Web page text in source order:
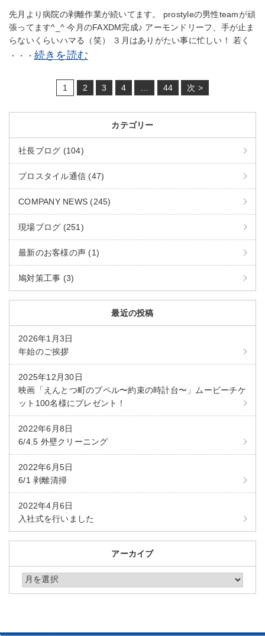
先月より病院の剥離作業が続いてます。 prostyleの男性teamが頑
張ってます^_^ 今月のFAXDM完成♪ アーモンドリーフ、手が止ま
らないくらいハマる（笑） ３月はありがたい事に忙しい！ 若く
・・・ 続きを読む
1 2 3 4 44 次 >
カテゴリー
社長ブログ (104)
プロスタイル通信 (47)
COMPANY NEWS (245)
現場ブログ (251)
最新のお客様の声 (1)
鳩対策工事 (3)
最近の投稿
2026年1月3日
年始のご挨拶
2025年12月30日
映画「えんとつ町のプペル〜約束の時計台〜」ムービーチケ
ット100名様にプレゼント！
2022年6月8日
6/4.5 外壁クリーニング
2022年6月5日
6/1 剥離清掃
2022年4月6日
入社式を行いました
アーカイブ
アーカイブ